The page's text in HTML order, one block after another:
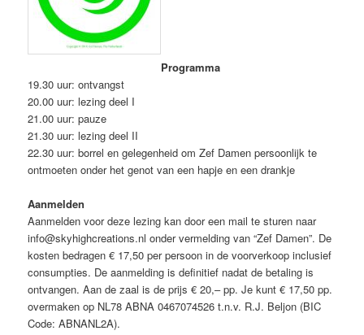
Programma
19.30 uur: ontvangst
20.00 uur: lezing deel I
21.00 uur: pauze
21.30 uur: lezing deel II
22.30 uur: borrel en gelegenheid om Zef Damen persoonlijk te
ontmoeten onder het genot van een hapje en een drankje
Aanmelden
Aanmelden voor deze lezing kan door een mail te sturen naar
info@skyhighcreations.nl onder vermelding van “Zef Damen”. De
kosten bedragen € 17,50 per persoon in de voorverkoop inclusief
consumpties. De aanmelding is definitief nadat de betaling is
ontvangen. Aan de zaal is de prijs € 20,– pp. Je kunt € 17,50 pp.
overmaken op NL78 ABNA 0467074526 t.n.v. R.J. Beljon (BIC
Code: ABNANL2A).